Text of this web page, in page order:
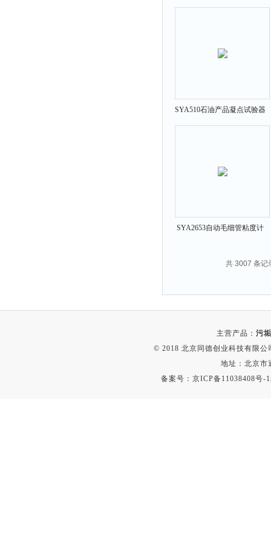
力机
SYA510石油产品凝点试验器
SYA2653自动毛细管粘度计
共 3007 条
主营产品： 污
© 2018 北京同德创业科技有限
地址：北京市
备案号： 京ICP备11038408号-